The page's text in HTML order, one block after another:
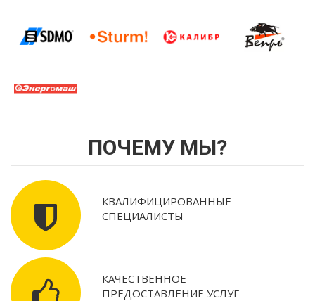
ПОЧЕМУ МЫ?
КВАЛИФИЦИРОВАННЫЕ
СПЕЦИАЛИСТЫ
КАЧЕСТВЕННОЕ
ПРЕДОСТАВЛЕНИЕ УСЛУГ